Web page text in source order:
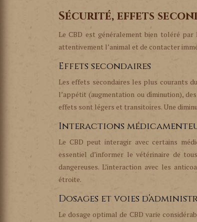
Sécurité, effets
Le CBD est généralement bien toléré
attentivement l’animal et de contacter
Effets secondaires
Les effets secondaires les plus courants
l’appétit (augmentation ou diminution),
effets sont légers et transitoires. Une
Interactions
Le CBD peut interagir avec certains
essentiel d’informer le vétérinaire de
dangereuses. L’interaction avec les
étroite.
Dosages et voies
Le dosage optimal de CBD varie